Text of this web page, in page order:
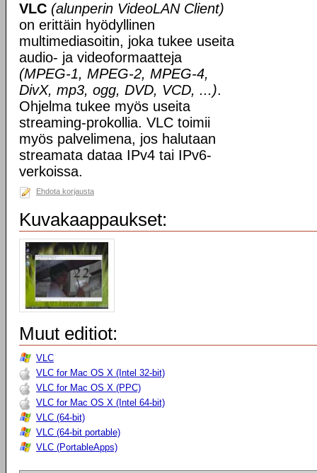
VLC (alunperin VideoLAN Client)
on erittäin hyödyllinen
multimediasoitin, joka tukee useita
audio- ja videoformaatteja
(MPEG-1, MPEG-2, MPEG-4,
DivX, mp3, ogg, DVD, VCD, ...).
Ohjelma tukee myös useita
streaming-prokollia. VLC toimii
myös palvelimena, jos halutaan
streamata dataa IPv4 tai IPv6-
verkoissa.
Ehdota korjausta
Kuvakaappaukset:
Muut editiot:
VLC
VLC for Mac OS X (Intel 32-bit)
VLC for Mac OS X (PPC)
VLC for Mac OS X (Intel 64-bit)
VLC (64-bit)
VLC (64-bit portable)
VLC (PortableApps)